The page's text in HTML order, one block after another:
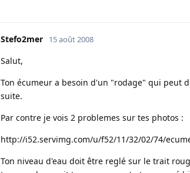
Stefo2mer 15 août 2008
Salut,
Ton écumeur a besoin d'un "rodage" qui peut
suite.
Par contre je vois 2 problemes sur tes photos :
http://i52.servimg.com/u/f52/11/32/02/74/
Ton niveau d'eau doit être reglé sur le trait